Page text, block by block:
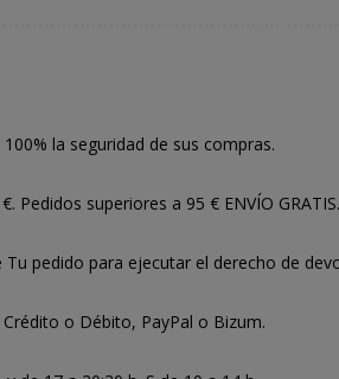
la seguridad de sus compras.
Pedidos superiores a 95 € ENVÍO GRATIS.
pedido para ejecutar el derecho de
o Débito, PayPal o Bizum.